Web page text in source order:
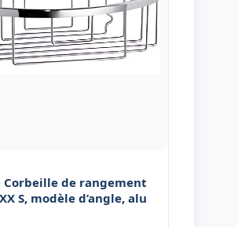
Corbeille de rangement
S, modèle d’angle, alu